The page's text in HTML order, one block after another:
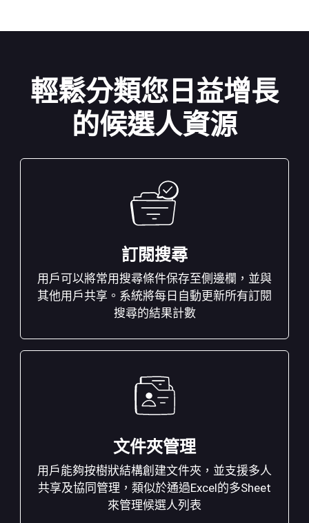
輕鬆分類您日益增長
的候選人資源
訂閱搜尋
用戶可以將常用搜尋條件保存至側邊欄，並與
其他用戶共享。系統將每日自動更新所有訂閱
搜尋的結果計數
文件夾管理
用戶能夠按樹狀結構創建文件夾，並支援多人
共享及協同管理，類似於通過Excel的多Sheet
來管理候選人列表